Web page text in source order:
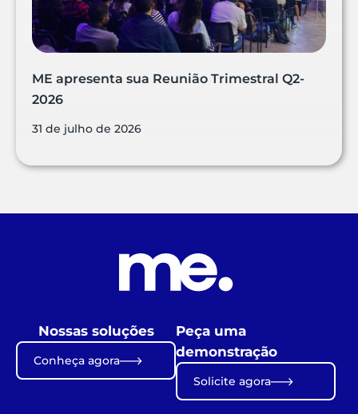
ME apresenta sua Reunião Trimestral Q2-
2026
31 de julho de 2026
Nossas soluções
Conheça agora
Peça uma
demonstração
Solicite agora